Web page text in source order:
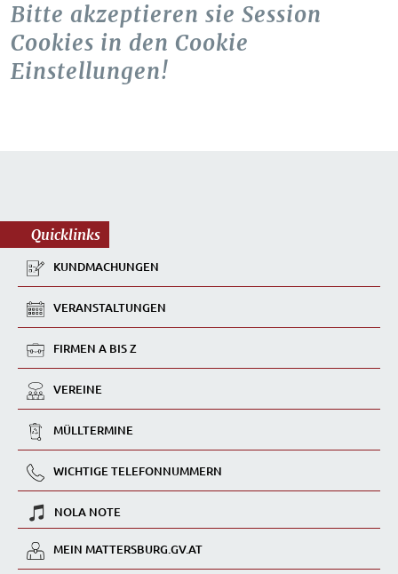
Bitte akzeptieren sie Session
Cookies in den Cookie
Einstellungen!
Quicklinks
KUNDMACHUNGEN
VERANSTALTUNGEN
FIRMEN A BIS Z
VEREINE
MÜLLTERMINE
WICHTIGE TELEFONNUMMERN
NOLA NOTE
MEIN MATTERSBURG.GV.AT